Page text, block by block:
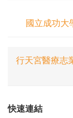
國立成功大
行天宮醫療志
快速連結